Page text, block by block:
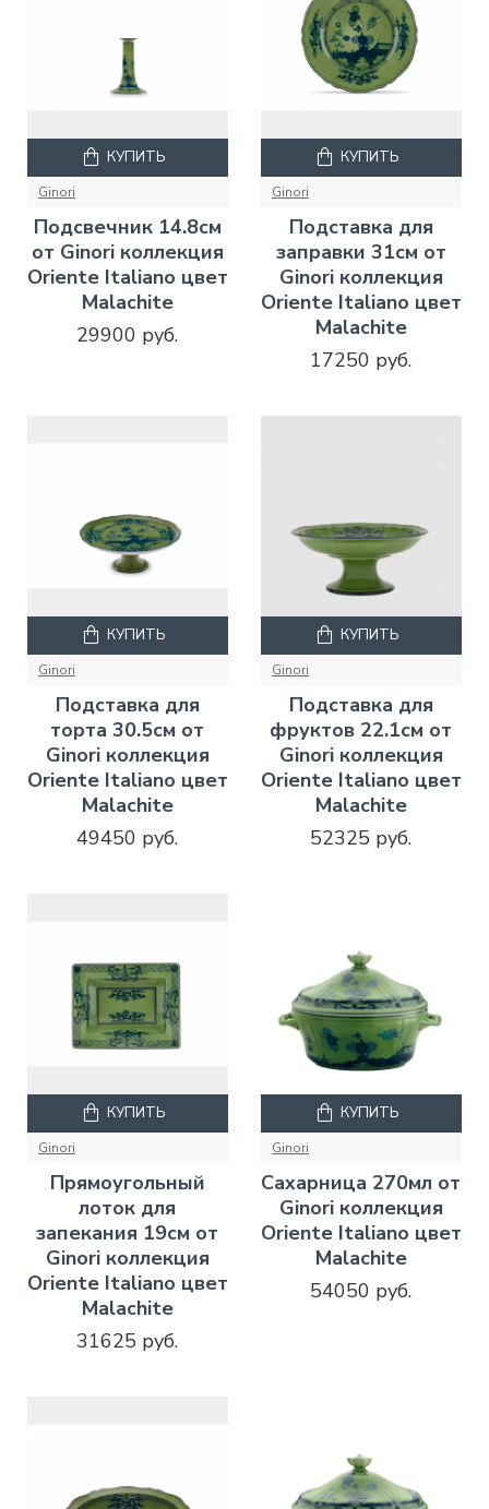
Ginori
Подсвечник 14.8см
от Ginori коллекция
Oriente Italiano цвет
Malachite
29900 руб.
КУПИТЬ
Ginori
Подставка для
заправки 31см от
Ginori коллекция
Oriente Italiano цвет
Malachite
17250 руб.
КУПИТЬ
Ginori
Подставка для
торта 30.5см от
Ginori коллекция
Oriente Italiano цвет
Malachite
49450 руб.
КУПИТЬ
Ginori
Подставка для
фруктов 22.1см от
Ginori коллекция
Oriente Italiano цвет
Malachite
52325 руб.
КУПИТЬ
Ginori
Прямоугольный
лоток для
запекания 19см от
Ginori коллекция
Oriente Italiano цвет
Malachite
31625 руб.
КУПИТЬ
Ginori
Сахарница 270мл от
Ginori коллекция
Oriente Italiano цвет
Malachite
54050 руб.
КУПИТЬ